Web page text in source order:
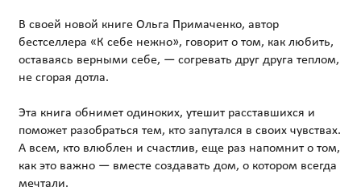
В своей новой книге Ольга Примаченко, автор
бестселлера «К себе нежно», говорит о том, как любить,
оставаясь верными себе, — согревать друг друга теплом,
не сгорая дотла.
Эта книга обнимет одиноких, утешит расставшихся и
поможет разобраться тем, кто запутался в своих чувствах.
А всем, кто влюблен и счастлив, еще раз напомнит о том,
как это важно — вместе создавать дом, о котором всегда
мечтали.